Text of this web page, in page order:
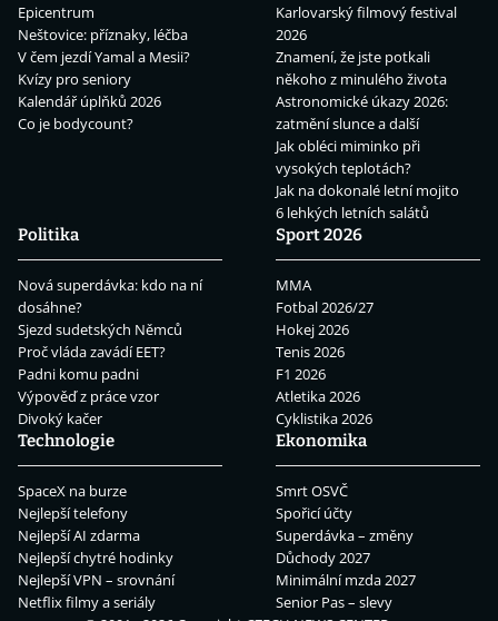
Epicentrum
Neštovice: příznaky, léčba
V čem jezdí Yamal a Mesii?
Kvízy pro seniory
Kalendář úplňků 2026
Co je bodycount?
Karlovarský filmový festival
2026
Znamení, že jste potkali
někoho z minulého života
Astronomické úkazy 2026:
zatmění slunce a další
Jak obléci miminko při
vysokých teplotách?
Jak na dokonalé letní mojito
6 lehkých letních salátů
Politika
Nová superdávka: kdo na ní
dosáhne?
Sjezd sudetských Němců
Proč vláda zavádí EET?
Padni komu padni
Výpověď z práce vzor
Divoký kačer
Sport 2026
MMA
Fotbal 2026/27
Hokej 2026
Tenis 2026
F1 2026
Atletika 2026
Cyklistika 2026
Technologie
SpaceX na burze
Nejlepší telefony
Nejlepší AI zdarma
Nejlepší chytré hodinky
Nejlepší VPN – srovnání
Netflix filmy a seriály
Ekonomika
Smrt OSVČ
Spořicí účty
Superdávka – změny
Důchody 2027
Minimální mzda 2027
Senior Pas – slevy